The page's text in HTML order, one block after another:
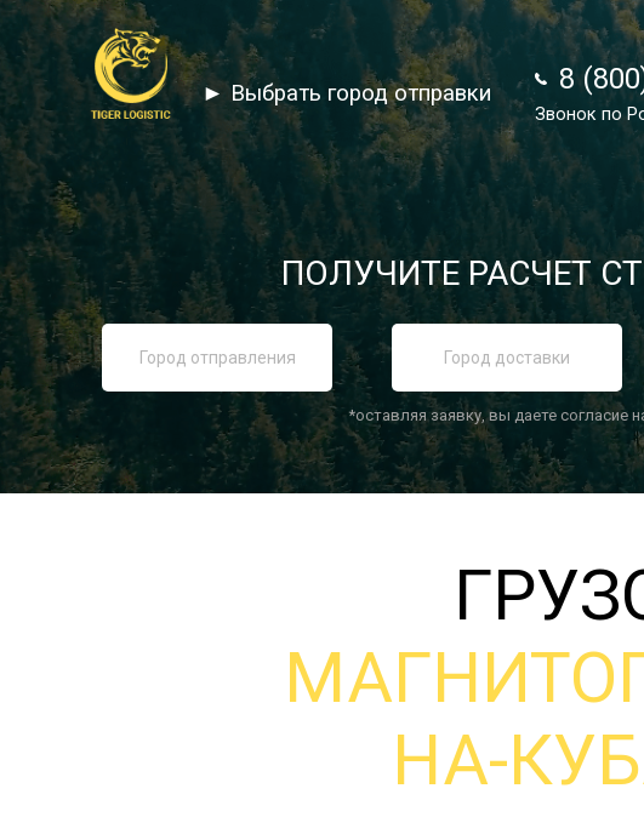
8
Звонок по
► Выбрать город отправки 8
Звонок по
ПОЛУЧИТЕ РАСЧЕТ
*оставляя заявку, вы даете согласие
НА-